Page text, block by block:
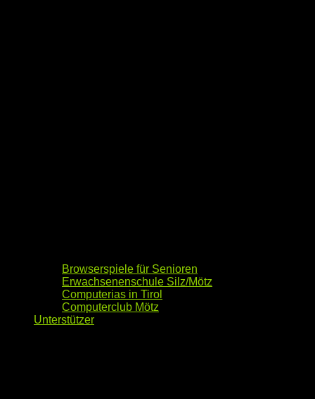
Browserspiele für Senioren
Erwachsenenschule Silz/Mötz
Computerias in Tirol
Computerclub Mötz
Unterstützer